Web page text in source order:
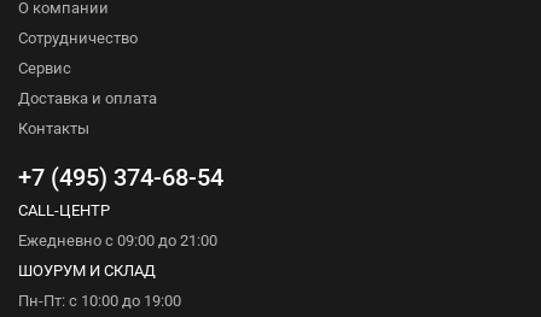
О компании
Сотрудничество
Сервис
Доставка и оплата
Контакты
+7 (495) 374-68-54
CALL-ЦЕНТР
Ежедневно с 09:00 до 21:00
ШОУРУМ И СКЛАД
Пн-Пт: с 10:00 до 19:00